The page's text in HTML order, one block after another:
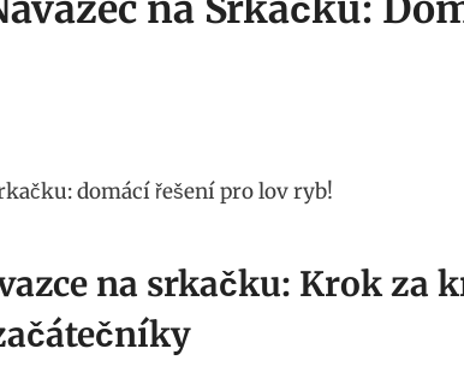
‍domácí řešení pro lov ryb!
na srkačku: ⁣Krok za